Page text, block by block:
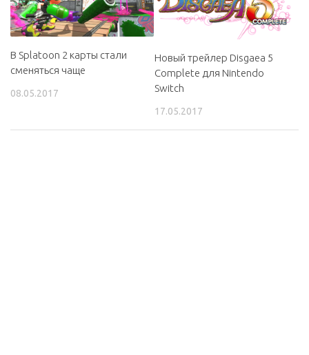
В Splatoon 2 карты стали
сменяться чаще
08.05.2017
Новый трейлер Disgaea 5
Complete для Nintendo
Switch
17.05.2017